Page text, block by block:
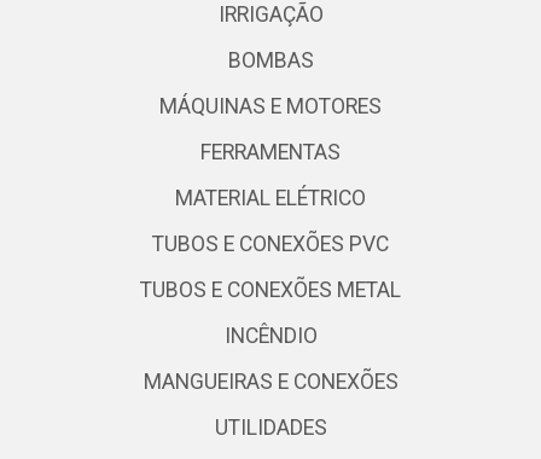
IRRIGAÇÃO
BOMBAS
MÁQUINAS E MOTORES
FERRAMENTAS
MATERIAL ELÉTRICO
TUBOS E CONEXÕES PVC
TUBOS E CONEXÕES METAL
INCÊNDIO
MANGUEIRAS E CONEXÕES
UTILIDADES